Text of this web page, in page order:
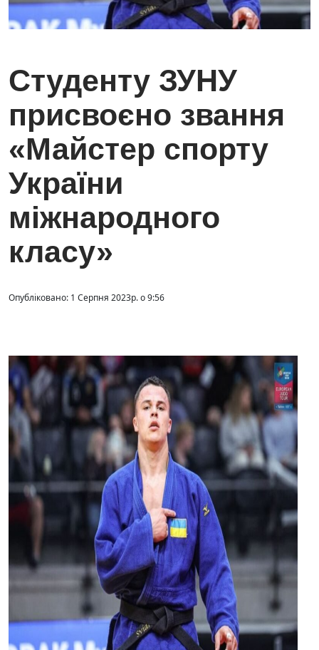
Студенту ЗУНУ
присвоєно звання
«Майстер спорту
України
міжнародного
класу»
Опубліковано: 1 Серпня 2023р. о 9:56